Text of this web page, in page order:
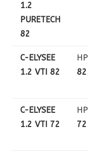
1.2
PURETECH
82
C-ELYSEE
1.2 VTI 82
HP
82
C-ELYSEE
1.2 VTI 72
HP
72